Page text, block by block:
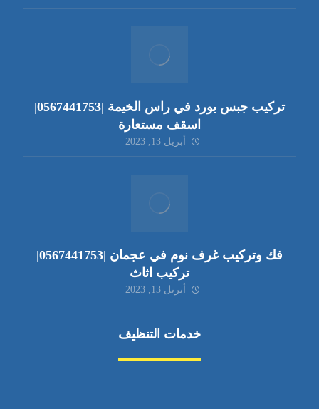
تركيب جبس بورد في راس الخيمة |0567441753|
اسقف مستعارة
أبريل 13, 2023
فك وتركيب غرف نوم في عجمان |0567441753|
تركيب اثاث
أبريل 13, 2023
خدمات التنظيف